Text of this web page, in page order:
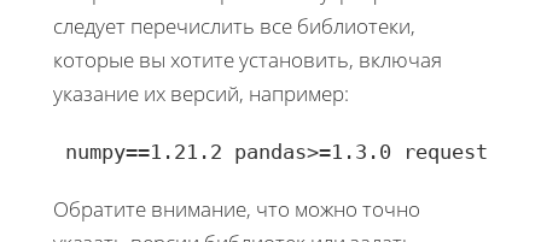
следует перечислить все библиотеки,
которые вы хотите установить, включая
указание их версий, например:
numpy==1.21.2 pandas>=1.3.0 requests
Обратите внимание, что можно точно